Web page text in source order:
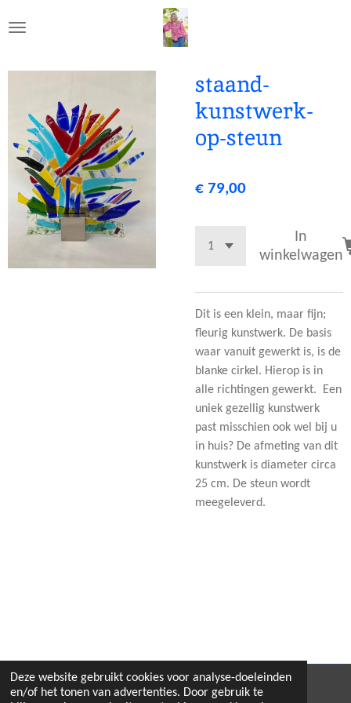
Deze website gebruikt cookies voor analyse-doeleinden
en/of het tonen van advertenties. Door gebruik te
direct
de
staand-
kunstwerk-
op-steun
€ 79,00
In
winkelwagen
Dit is een klein, maar fijn;
fleurig kunstwerk. De basis
waar vanuit gewerkt is, is de
blanke cirkel. Hierop is in
alle richtingen gewerkt. Een
uniek gezellig kunstwerk
past misschien ook wel bij u
in huis? De afmeting van dit
kunstwerk is diameter circa
25 cm. De steun wordt
meegeleverd.
© 2021 - 2026 LSGLASKUNST